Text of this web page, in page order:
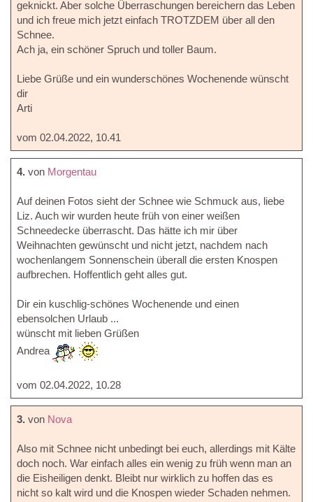
geknickt. Aber solche Überraschungen bereichern das Leben
und ich freue mich jetzt einfach TROTZDEM über all den
Schnee.
Ach ja, ein schöner Spruch und toller Baum.
Liebe Grüße und ein wunderschönes Wochenende wünscht
dir
Arti
vom 02.04.2022, 10.41
4. von Morgentau
Auf deinen Fotos sieht der Schnee wie Schmuck aus, liebe
Liz. Auch wir wurden heute früh von einer weißen
Schneedecke überrascht. Das hätte ich mir über
Weihnachten gewünscht und nicht jetzt, nachdem nach
wochenlangem Sonnenschein überall die ersten Knospen
aufbrechen. Hoffentlich geht alles gut.
Dir ein kuschlig-schönes Wochenende und einen
ebensolchen Urlaub ...
wünscht mit lieben Grüßen
Andrea
vom 02.04.2022, 10.28
3. von Nova
Also mit Schnee nicht unbedingt bei euch, allerdings mit Kälte
doch noch. War einfach alles ein wenig zu früh wenn man an
die Eisheiligen denkt. Bleibt nur wirklich zu hoffen das es
nicht so kalt wird und die Knospen wieder Schaden nehmen.